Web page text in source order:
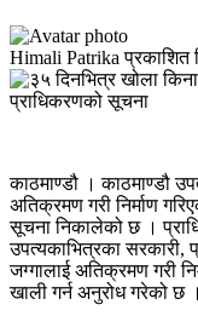
Himali Patrika प्रकाशित
काठमाण्डौ । काठमाण्डौ
अतिक्रमण गरी निर्माण
सूचना निकालेको छ ।
उपत्यकाभित्रका सरकारी,
जग्गालाई अतिक्रमण गरी
खाली गर्न अनुरोध गरेको छ ।